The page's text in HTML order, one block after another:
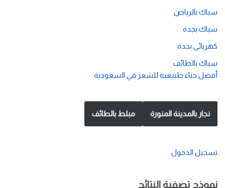
سباك بالرياض
سباك بجدة
كهربائي بجدة
سباك بالطائف
أفضل حناء طبيعية للشعر في السعودية
نجار بالمدينة المنورة مبلط بالطائف
تسجيل الدخول
نموذج تصفية النتائج